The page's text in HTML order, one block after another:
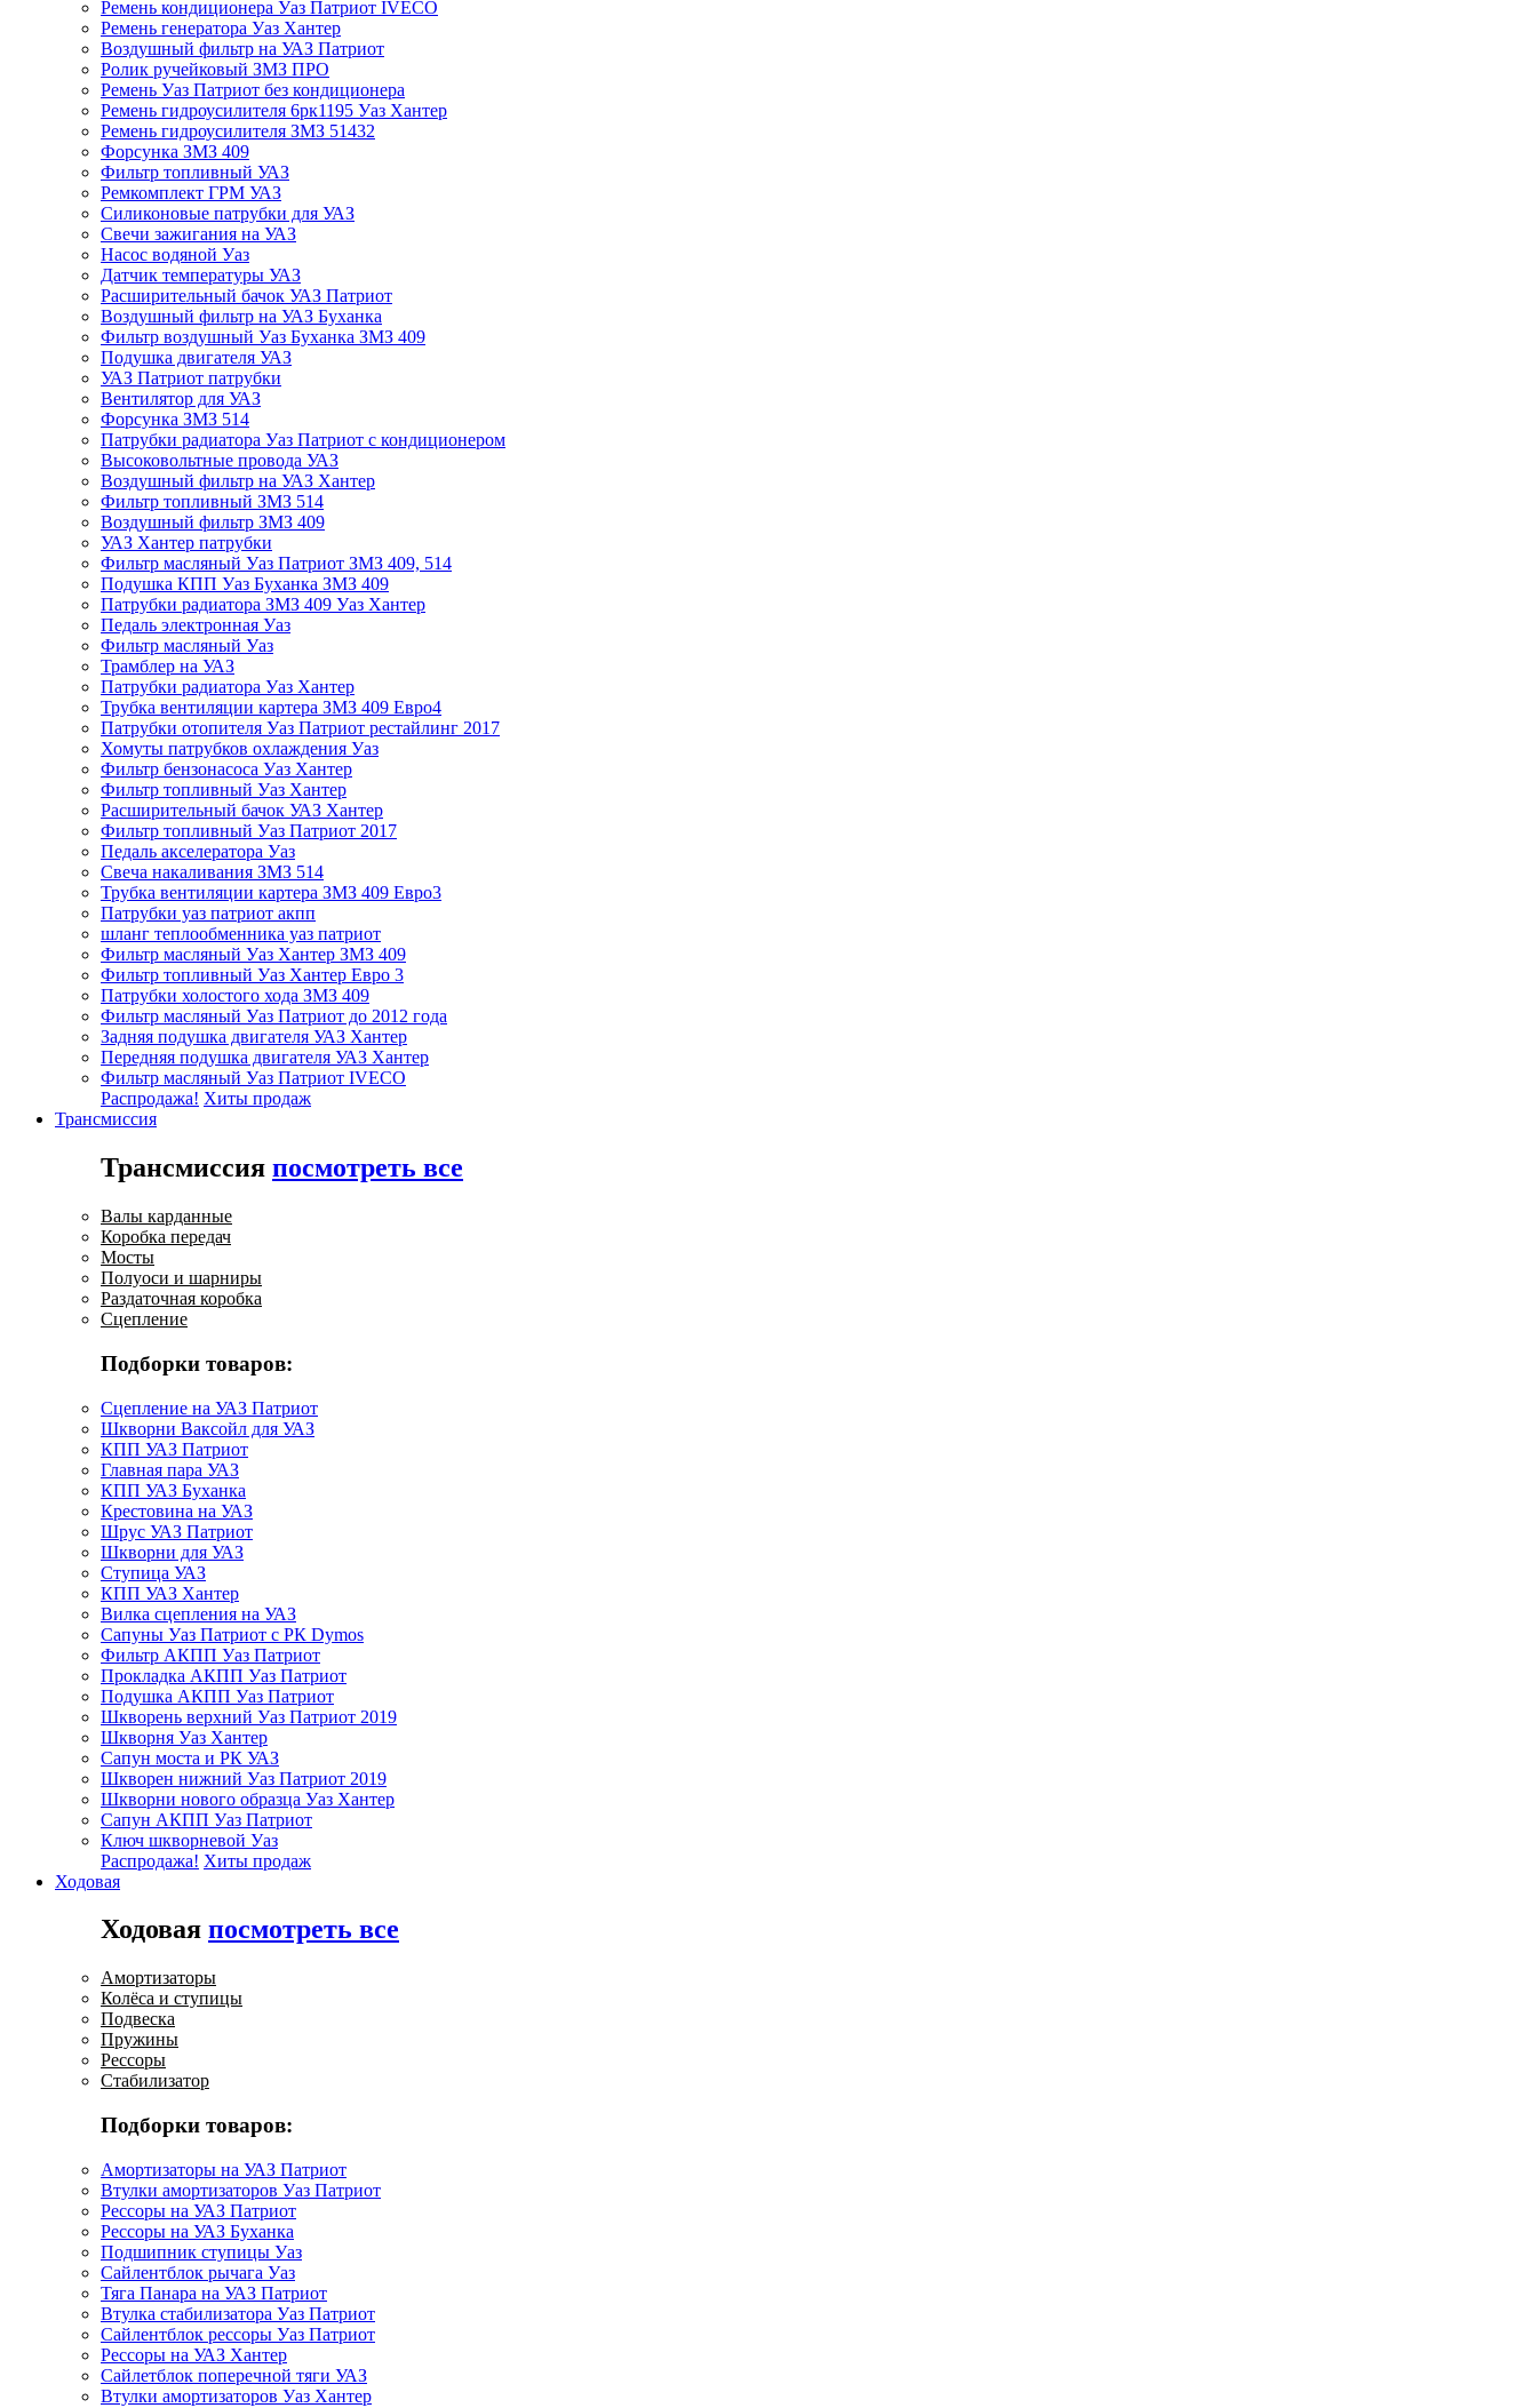
Ремень кондиционера Уаз Патриот IVECO
Ремень генератора Уаз Хантер
Воздушный фильтр на УАЗ Патриот
Ролик ручейковый ЗМЗ ПРО
Ремень Уаз Патриот без кондиционера
Ремень гидроусилителя 6рк1195 Уаз Хантер
Ремень гидроусилителя ЗМЗ 51432
Форсунка ЗМЗ 409
Фильтр топливный УАЗ
Ремкомплект ГРМ УАЗ
Силиконовые патрубки для УАЗ
Свечи зажигания на УАЗ
Насос водяной Уаз
Датчик температуры УАЗ
Расширительный бачок УАЗ Патриот
Воздушный фильтр на УАЗ Буханка
Фильтр воздушный Уаз Буханка ЗМЗ 409
Подушка двигателя УАЗ
УАЗ Патриот патрубки
Вентилятор для УАЗ
Форсунка ЗМЗ 514
Патрубки радиатора Уаз Патриот с кондиционером
Высоковольтные провода УАЗ
Воздушный фильтр на УАЗ Хантер
Фильтр топливный ЗМЗ 514
Воздушный фильтр ЗМЗ 409
УАЗ Хантер патрубки
Фильтр масляный Уаз Патриот ЗМЗ 409, 514
Подушка КПП Уаз Буханка ЗМЗ 409
Патрубки радиатора ЗМЗ 409 Уаз Хантер
Педаль электронная Уаз
Фильтр масляный Уаз
Трамблер на УАЗ
Патрубки радиатора Уаз Хантер
Трубка вентиляции картера ЗМЗ 409 Евро4
Патрубки отопителя Уаз Патриот рестайлинг 2017
Хомуты патрубков охлаждения Уаз
Фильтр бензонасоса Уаз Хантер
Фильтр топливный Уаз Хантер
Расширительный бачок УАЗ Хантер
Фильтр топливный Уаз Патриот 2017
Педаль акселератора Уаз
Свеча накаливания ЗМЗ 514
Трубка вентиляции картера ЗМЗ 409 Евро3
Патрубки уаз патриот акпп
шланг теплообменника уаз патриот
Фильтр масляный Уаз Хантер ЗМЗ 409
Фильтр топливный Уаз Хантер Евро 3
Патрубки холостого хода ЗМЗ 409
Фильтр масляный Уаз Патриот до 2012 года
Задняя подушка двигателя УАЗ Хантер
Передняя подушка двигателя УАЗ Хантер
Фильтр масляный Уаз Патриот IVECO
Распродажа! Хиты продаж
Трансмиссия
Трансмиссия посмотреть все
Валы карданные
Коробка передач
Мосты
Полуоси и шарниры
Раздаточная коробка
Сцепление
Подборки товаров:
Сцепление на УАЗ Патриот
Шкворни Ваксойл для УАЗ
КПП УАЗ Патриот
Главная пара УАЗ
КПП УАЗ Буханка
Крестовина на УАЗ
Шрус УАЗ Патриот
Шкворни для УАЗ
Ступица УАЗ
КПП УАЗ Хантер
Вилка сцепления на УАЗ
Сапуны Уаз Патриот с РК Dymos
Фильтр АКПП Уаз Патриот
Прокладка АКПП Уаз Патриот
Подушка АКПП Уаз Патриот
Шкворень верхний Уаз Патриот 2019
Шкворня Уаз Хантер
Сапун моста и РК УАЗ
Шкворен нижний Уаз Патриот 2019
Шкворни нового образца Уаз Хантер
Сапун АКПП Уаз Патриот
Ключ шкворневой Уаз
Распродажа! Хиты продаж
Ходовая
Ходовая посмотреть все
Амортизаторы
Колёса и ступицы
Подвеска
Пружины
Рессоры
Стабилизатор
Подборки товаров:
Амортизаторы на УАЗ Патриот
Втулки амортизаторов Уаз Патриот
Рессоры на УАЗ Патриот
Рессоры на УАЗ Буханка
Подшипник ступицы Уаз
Сайлентблок рычага Уаз
Тяга Панара на УАЗ Патриот
Втулка стабилизатора Уаз Патриот
Сайлентблок рессоры Уаз Патриот
Рессоры на УАЗ Хантер
Сайлетблок поперечной тяги УАЗ
Втулки амортизаторов Уаз Хантер